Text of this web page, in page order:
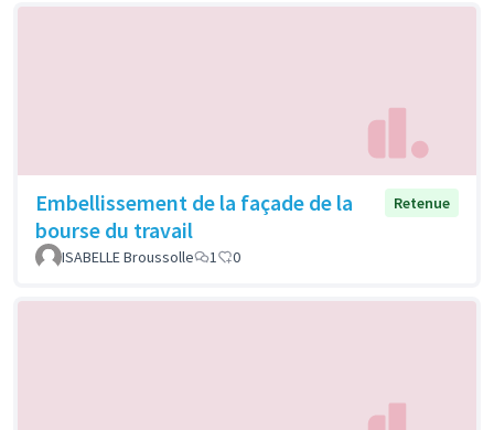
Embellissement de la façade de la
bourse du travail
Retenue
ISABELLE Broussolle 1 0